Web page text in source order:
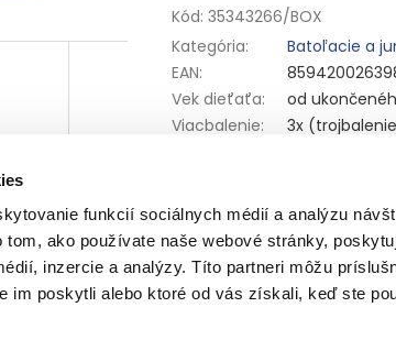
funkcií sociálnych médií a analýzu
ako používate naše webové stránky,
inzercie a analýzy. Títo partneri môžu
im poskytli alebo ktoré od vás získali, keď ste
Kód: 35343266/BOX
Kategória:
Batoľacie a
EAN:
Vek dieťaťa:
od
Viacbalenie:
3x
Mliečna výživa malých detí
mesiaca.
Ukážte deťom, že učenie
vezmite pastelky a vráťte
miestom. Možno dokonca
akejkoľvek skutočnej